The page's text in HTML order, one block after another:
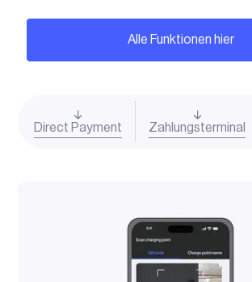
Alle Funktionen hier
Direct Payment Zahlungsterminal